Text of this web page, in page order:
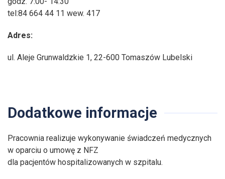
tel:84 664 44 11 wew. 417
Adres:
ul. Aleje Grunwaldzkie 1, 22-600 Tomaszów Lubelski
Dodatkowe informacje
Pracownia realizuje wykonywanie świadczeń medycznych
w oparciu o umowę z NFZ
dla pacjentów hospitalizowanych w szpitalu.